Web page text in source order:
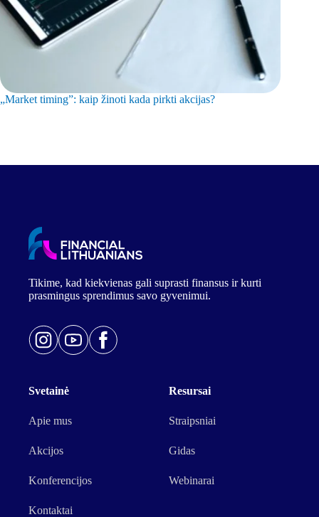
„Market timing”: kaip žinoti kada pirkti akcijas?
Tikime, kad kiekvienas gali suprasti finansus ir kurti
prasmingus sprendimus savo gyvenimui.
Svetainė
Apie mus
Akcijos
Konferencijos
Kontaktai
Resursai
Straipsniai
Gidas
Webinarai